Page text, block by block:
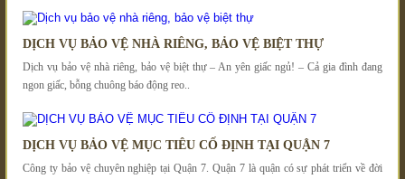
DỊCH VỤ BẢO VỆ NHÀ RIÊNG, BẢO VỆ BIỆT THỰ
Dịch vụ bảo vệ nhà riêng, bảo vệ biệt thự – An yên giấc ngủ! – Cả gia đình đang
ngon giấc, bỗng chuông báo động reo..
DỊCH VỤ BẢO VỆ MỤC TIÊU CỐ ĐỊNH TẠI QUẬN 7
Công ty bảo vệ chuyên nghiệp tại Quận 7. Quận 7 là quận có sự phát triển về đời